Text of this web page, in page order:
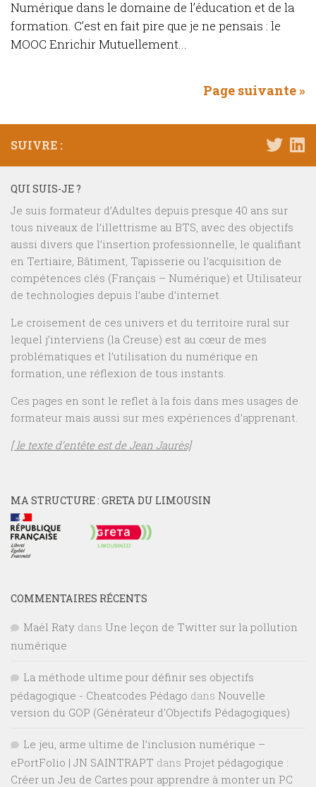
Numérique dans le domaine de l’éducation et de la
formation. C’est en fait pire que je ne pensais : le
MOOC Enrichir Mutuellement...
Page suivante »
SUIVRE :
QUI SUIS-JE ?
Je suis formateur d’Adultes depuis presque 40 ans sur
tous niveaux de l’illettrisme au BTS, avec des objectifs
aussi divers que l’insertion professionnelle, le qualifiant
en Tertiaire, Bâtiment, Tapisserie ou l’acquisition de
compétences clés (Français – Numérique) et Utilisateur
de technologies depuis l’aube d’internet.
Le croisement de ces univers et du territoire rural sur
lequel j’interviens (la Creuse) est au cœur de mes
problématiques et l’utilisation du numérique en
formation, une réflexion de tous instants.
Ces pages en sont le reflet à la fois dans mes usages de
formateur mais aussi sur mes expériences d’apprenant.
[ le texte d’entête est de Jean Jaurès]
MA STRUCTURE : GRETA DU LIMOUSIN
COMMENTAIRES RÉCENTS
Maël Raty dans Une leçon de Twitter sur la pollution
numérique
La méthode ultime pour définir ses objectifs
pédagogique - Cheatcodes Pédago dans Nouvelle
version du GOP (Générateur d’Objectifs Pédagogiques)
Le jeu, arme ultime de l’inclusion numérique –
ePortFolio | JN SAINTRAPT dans Projet pédagogique :
Créer un Jeu de Cartes pour apprendre à monter un PC